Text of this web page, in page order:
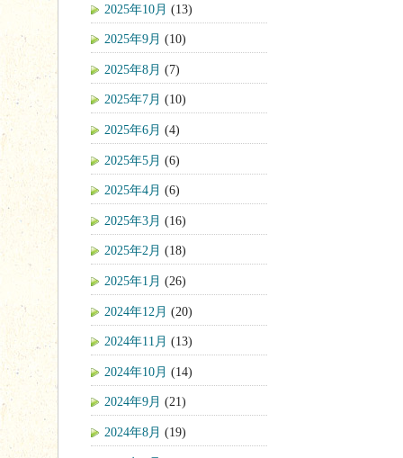
2025年10月 (13)
2025年9月 (10)
2025年8月 (7)
2025年7月 (10)
2025年6月 (4)
2025年5月 (6)
2025年4月 (6)
2025年3月 (16)
2025年2月 (18)
2025年1月 (26)
2024年12月 (20)
2024年11月 (13)
2024年10月 (14)
2024年9月 (21)
2024年8月 (19)